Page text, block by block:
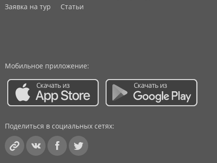
Заявка на тур
Статьи
Мобильное приложение:
Поделиться в социальных сетях: